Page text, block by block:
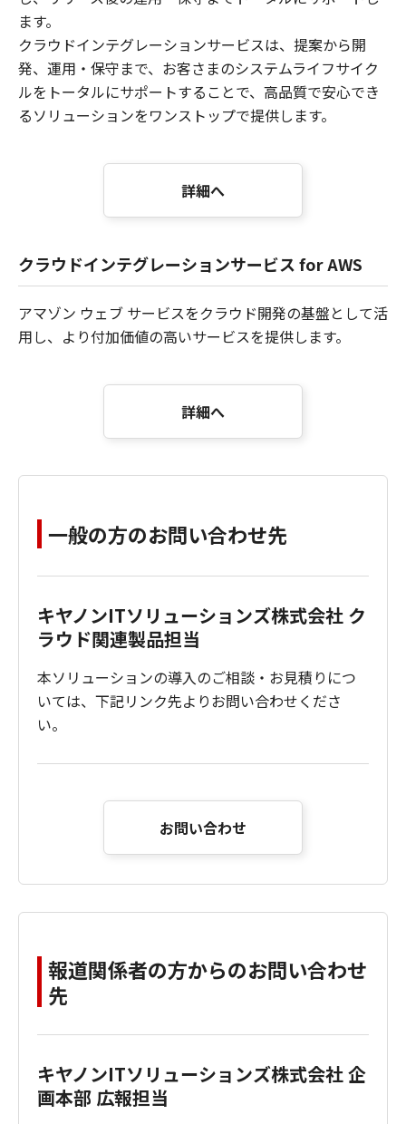
ます。
クラウドインテグレーションサービスは、提案から開
発、運用・保守まで、お客さまのシステムライフサイク
ルをトータルにサポートすることで、高品質で安心でき
るソリューションをワンストップで提供します。
詳細へ
クラウドインテグレーションサービス for AWS
アマゾン ウェブ サービスをクラウド開発の基盤として活
用し、より付加価値の高いサービスを提供します。
詳細へ
一般の方のお問い合わせ先
キヤノンITソリューションズ株式会社 ク
ラウド関連製品担当
本ソリューションの導入のご相談・お見積りにつ
いては、下記リンク先よりお問い合わせくださ
い。
お問い合わせ
報道関係者の方からのお問い合わせ
先
キヤノンITソリューションズ株式会社 企
画本部 広報担当